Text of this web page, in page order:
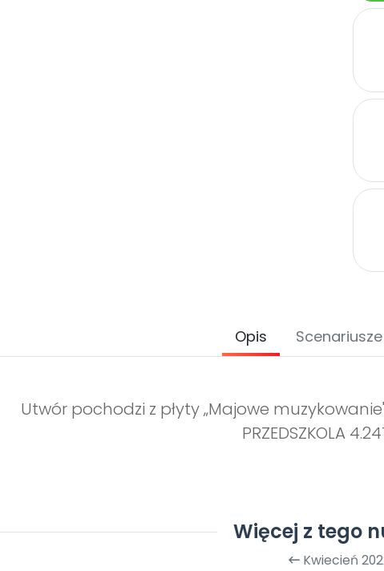
Opis
Utwór pochodzi z płyty „Majowe
PRZEDSZKOLA
Więcej z tego
Kwiecień